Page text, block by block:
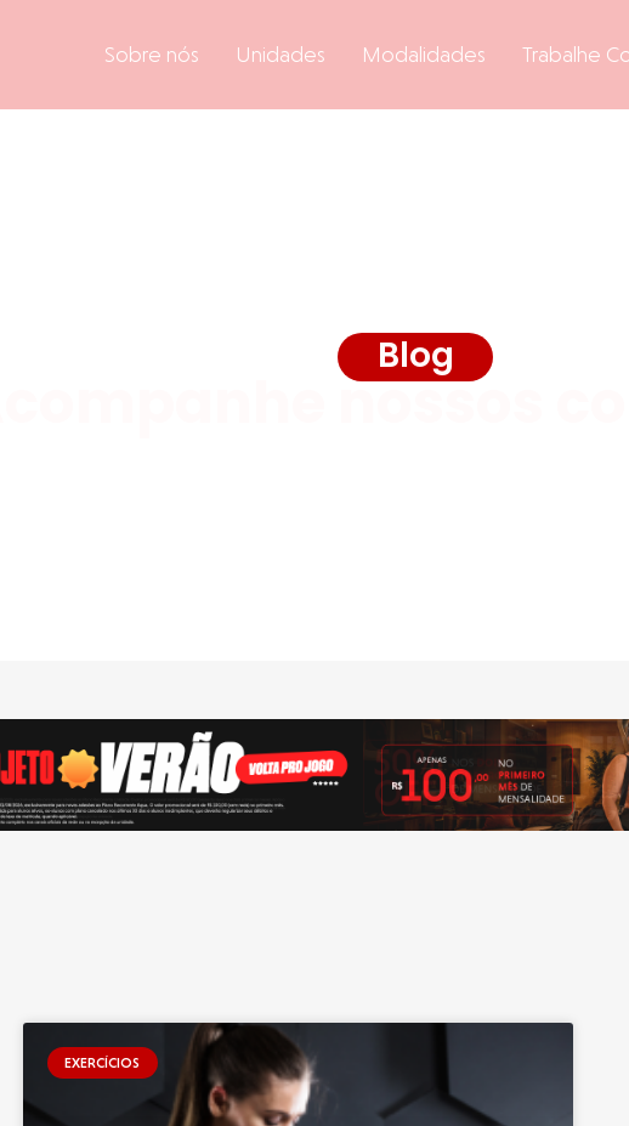
Sobre nós Unidades Modalidades Trabalhe
Blog
Acompanhe nossos
EXERCÍCIOS